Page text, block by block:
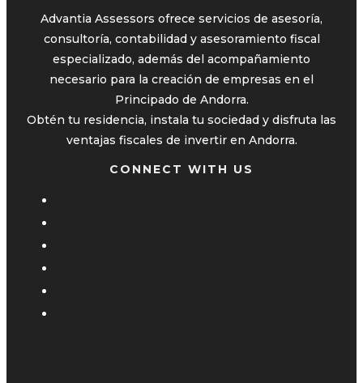
Advantia Assessors ofrece servicios de asesoría,
consultoría, contabilidad y asesoramiento fiscal
especializado, además del acompañamiento
necesario para la creación de empresas en el
Principado de Andorra.
Obtén tu residencia, instala tu sociedad y disfruta las
ventajas fiscales de invertir en Andorra.
CONNECT WITH US